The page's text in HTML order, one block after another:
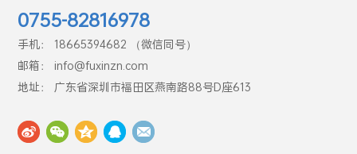
0755-82816978
手机： 18665394682 （微信同号）
邮箱： info@fuxinzn.com
地址： 广东省深圳市福田区燕南路88号D座613